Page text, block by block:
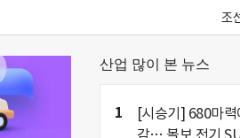
조
산업 많이 본 뉴스